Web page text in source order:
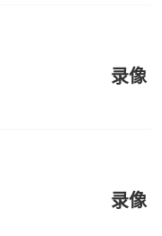
录像
录像